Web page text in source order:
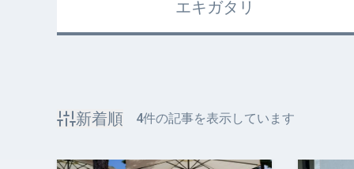
エキガタリ
新着順 4件の記事を表示しています